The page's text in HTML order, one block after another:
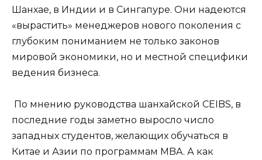
Шанхае, в Индии и в Сингапуре. Они надеются
«вырастить» менеджеров нового поколения с
глубоким пониманием не только законов
мировой экономики, но и местной специфики
ведения бизнеса.
По мнению руководства шанхайской CEIBS, в
последние годы заметно выросло число
западных студентов, желающих обучаться в
Китае и Азии по программам MBA. А как